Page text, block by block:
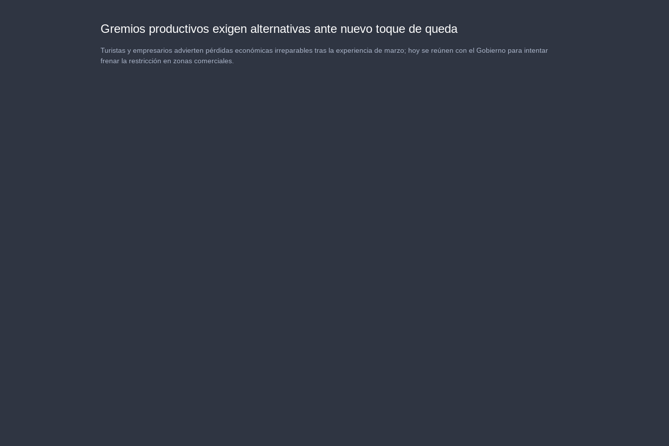
Gremios productivos exigen alternativas ante nuevo toque de queda
Turistas y empresarios advierten pérdidas económicas irreparables tras la experiencia de marzo; hoy se reúnen con el Gobierno para intentar
frenar la restricción en zonas comerciales.